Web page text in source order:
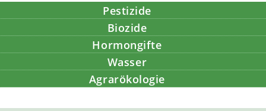
Pestizide
Biozide
Hormongifte
Wasser
Agrarökologie